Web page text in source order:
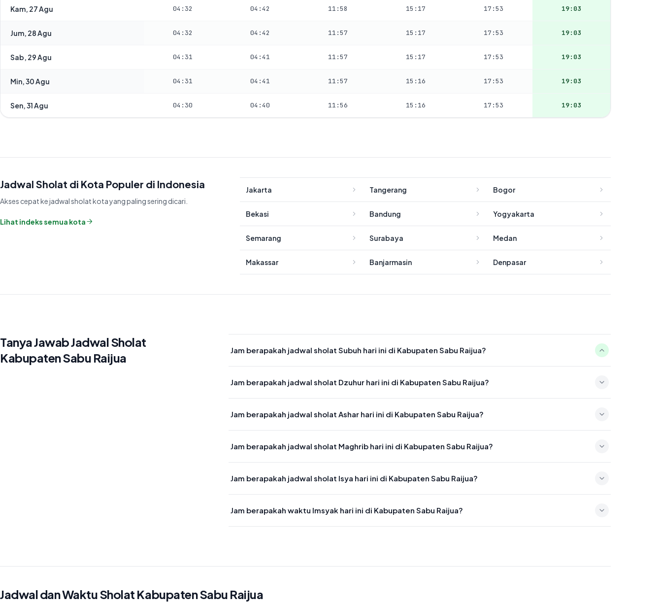
Kam, 27 Agu 04:32 04:42 11:58 15:17 17:53 19:03
Jum, 28 Agu 04:32 04:42 11:57 15:17 17:53 19:03
Sab, 29 Agu 04:31 04:41 11:57 15:17 17:53 19:03
Min, 30 Agu 04:31 04:41 11:57 15:16 17:53 19:03
Sen, 31 Agu 04:30 04:40 11:56 15:16 17:53 19:03
Jadwal Sholat di Kota Populer di Indonesia
Akses cepat ke jadwal sholat kota yang paling sering dicari.
Lihat indeks semua kota
Jakarta Tangerang Bogor
Bekasi Bandung Yogyakarta
Semarang Surabaya Medan
Makassar Banjarmasin Denpasar
Tanya Jawab Jadwal Sholat
Kabupaten Sabu Raijua
Jam berapakah jadwal sholat Subuh hari ini di Kabupaten Sabu Raijua?
Jam berapakah jadwal sholat Dzuhur hari ini di Kabupaten Sabu Raijua?
Jam berapakah jadwal sholat Ashar hari ini di Kabupaten Sabu Raijua?
Jam berapakah jadwal sholat Maghrib hari ini di Kabupaten Sabu Raijua?
Jam berapakah jadwal sholat Isya hari ini di Kabupaten Sabu Raijua?
Jam berapakah waktu Imsyak hari ini di Kabupaten Sabu Raijua?
Jadwal dan Waktu Sholat Kabupaten Sabu Raijua